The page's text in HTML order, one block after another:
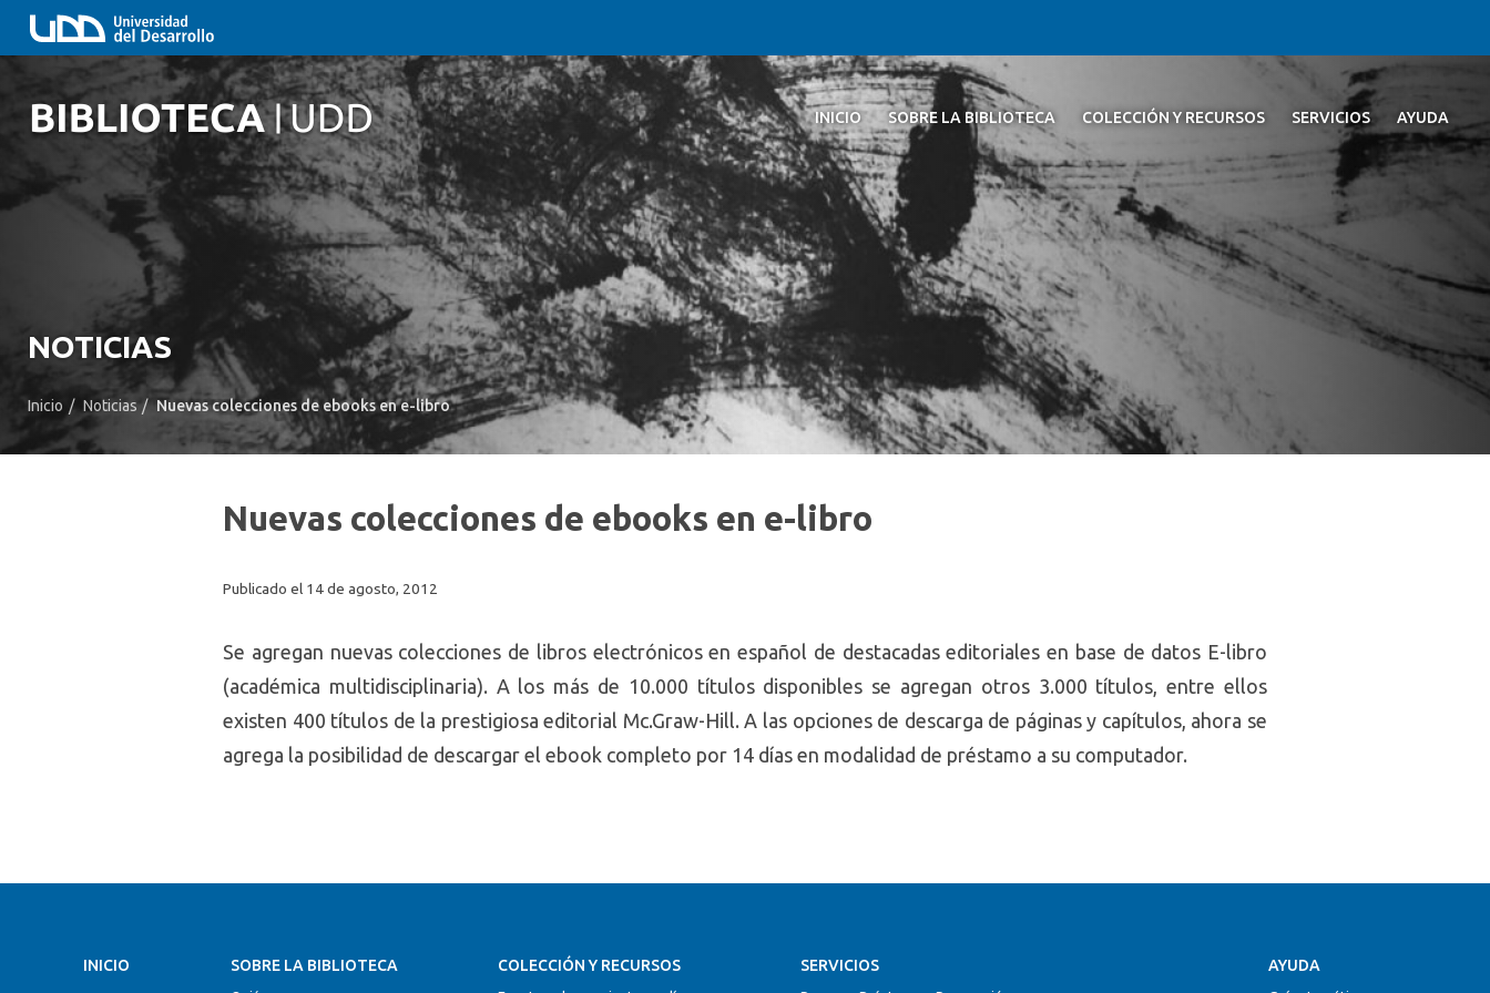
INICIO SOBRE LA BIBLIOTECA COLECCIÓN Y RECURSOS SERVICIOS AYUDA
NOTICIAS
Inicio / Noticias / Nuevas colecciones de ebooks en e-libro
Nuevas colecciones de ebooks en e-libro
Publicado el 14 de agosto, 2012
Se agregan nuevas colecciones de libros electrónicos en español de destacadas editoriales en base de datos E-libro
(académica multidisciplinaria). A los más de 10.000 títulos disponibles se agregan otros 3.000 títulos, entre ellos
existen 400 títulos de la prestigiosa editorial Mc.Graw-Hill. A las opciones de descarga de páginas y capítulos, ahora se
agrega la posibilidad de descargar el ebook completo por 14 días en modalidad de préstamo a su computador.
INICIO SOBRE LA BIBLIOTECA COLECCIÓN Y RECURSOS SERVICIOS AYUDA